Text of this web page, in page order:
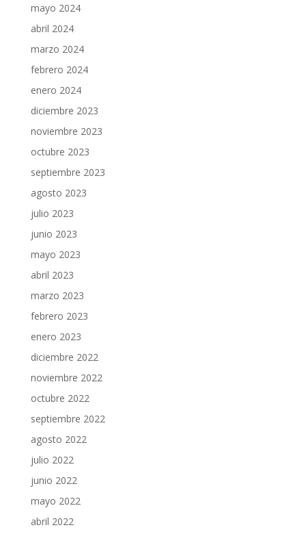
mayo 2024
abril 2024
marzo 2024
febrero 2024
enero 2024
diciembre 2023
noviembre 2023
octubre 2023
septiembre 2023
agosto 2023
julio 2023
junio 2023
mayo 2023
abril 2023
marzo 2023
febrero 2023
enero 2023
diciembre 2022
noviembre 2022
octubre 2022
septiembre 2022
agosto 2022
julio 2022
junio 2022
mayo 2022
abril 2022